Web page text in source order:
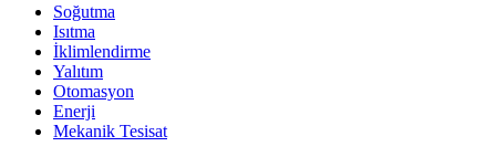
Soğutma
Isıtma
İklimlendirme
Yalıtım
Otomasyon
Enerji
Mekanik Tesisat